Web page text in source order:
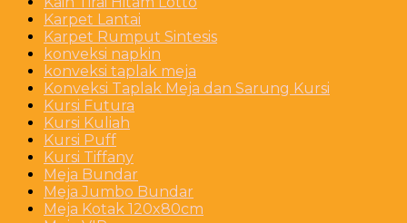
Karpet Lantai
Karpet Rumput Sintesis
konveksi napkin
konveksi taplak meja
Konveksi Taplak Meja dan Sarung Kursi
Kursi Futura
Kursi Kuliah
Kursi Puff
Kursi Tiffany
Meja Bundar
Meja Jumbo Bundar
Meja Kotak 120x80cm